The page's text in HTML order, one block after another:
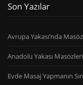
Son Yazılar
Avrupa Yakası’nda
Anadolu Yakası
Evde Masaj Yapmanın